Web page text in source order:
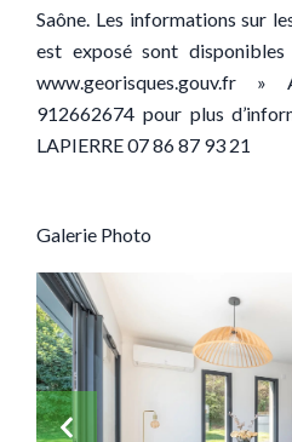
Saône. Les informations sur
est exposé sont
www.georisques.gouv.fr »
912662674 pour plus
LAPIERRE 07 86 87 93 21
Galerie Photo